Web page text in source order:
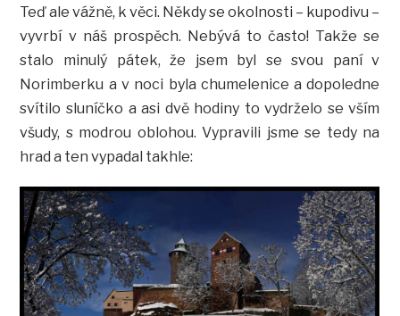
Teď ale vážně, k věci. Někdy se okolnosti – kupodivu –
vyvrbí v náš prospěch. Nebývá to často! Takže se
stalo minulý pátek, že jsem byl se svou paní v
Norimberku a v noci byla chumelenice a dopoledne
svítilo sluníčko a asi dvě hodiny to vydrželo se vším
všudy, s modrou oblohou. Vypravili jsme se tedy na
hrad a ten vypadal takhle: